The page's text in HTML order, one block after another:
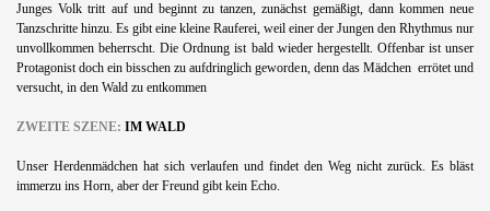
Junges Volk tritt auf und beginnt zu tanzen, zunächst gemäßigt, dann kommen neue
Tanzschritte hinzu. Es gibt eine kleine Rauferei, weil einer der Jungen den Rhythmus nur
unvollkommen beherrscht. Die Ordnung ist bald wieder hergestellt. Offenbar ist unser
Protagonist doch ein bisschen zu aufdringlich geworden, denn das Mädchen errötet und
versucht, in den Wald zu entkommen
ZWEITE SZENE: IM WALD
Unser Herdenmädchen hat sich verlaufen und findet den Weg nicht zurück. Es bläst
immerzu ins Horn, aber der Freund gibt kein Echo.